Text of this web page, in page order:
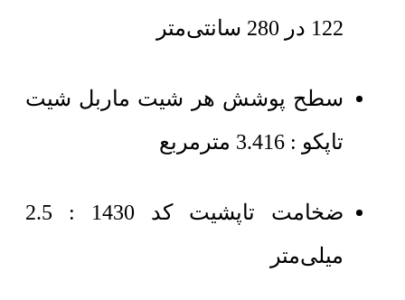
122 در 280 سانتی‌متر
سطح پوشش هر شیت ماربل شیت
تاپکو : 3.416 مترمربع
ضخامت تاپشیت کد 1430 : 2.5
میلی‌متر